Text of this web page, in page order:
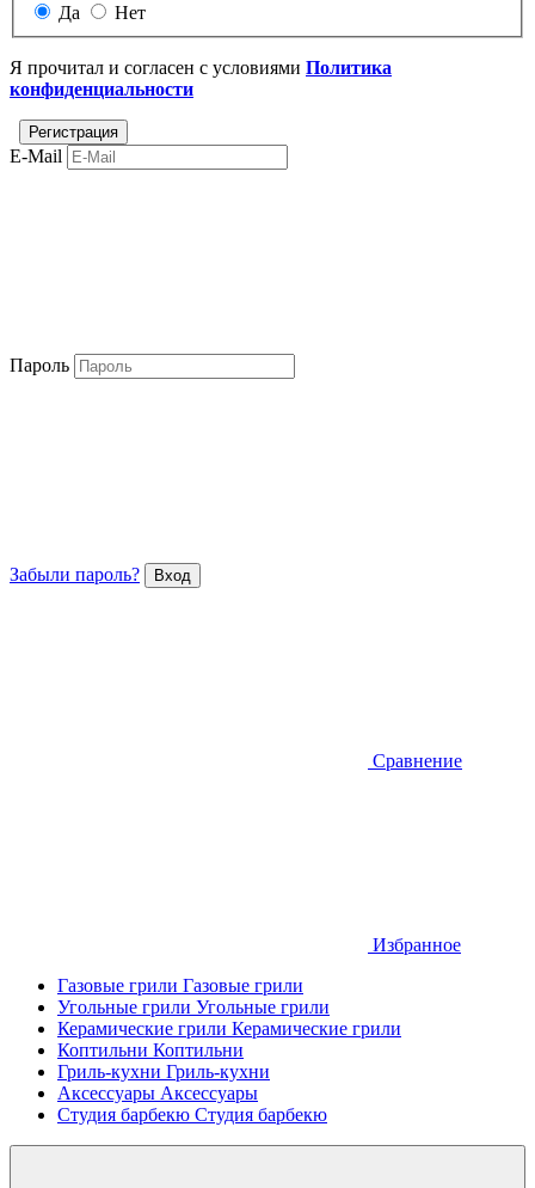
Да
Нет
Я прочитал и согласен с условиями Политика
конфиденциальности
E-Mail
Пароль
Забыли пароль?
Сравнение
Избранное
Газовые грили Газовые грили
Угольные грили Угольные грили
Керамические грили Керамические грили
Коптильни Коптильни
Гриль-кухни Гриль-кухни
Аксессуары Аксессуары
Студия барбекю Студия барбекю